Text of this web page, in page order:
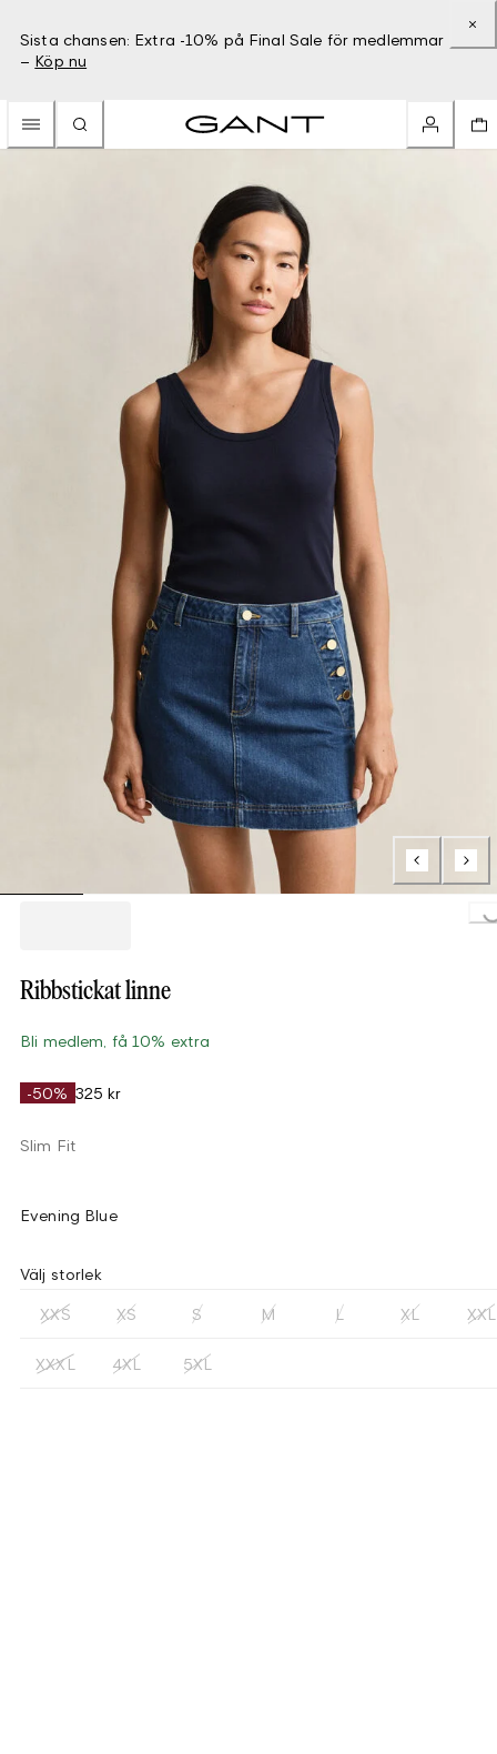
Sista chansen: Extra -10% på Final Sale för medlemmar
– Köp nu
Ribbstickat linne
Bli medlem, få 10% extra
-50% 325 kr
Slim Fit
Evening Blue
Välj storlek
XXS XS S M L XL XXL
XXXL 4XL 5XL